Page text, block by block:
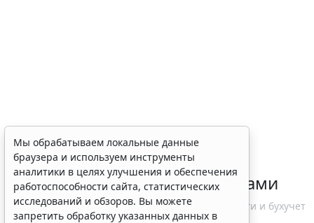
ФНС России рассказала
налогоплательщикам об
изменениях в работе с акцизами
10 августа 2026 12:10 Налоги и бухучет
Мы обрабатываем локальные данные
браузера и используем инструменты
аналитики в целях улучшения и обеспечения
работоспособности сайта, статистических
исследований и обзоров. Вы можете
запретить обработку указанных данных в